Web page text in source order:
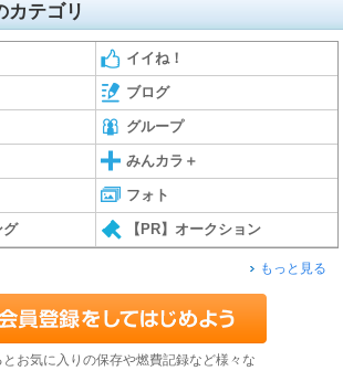
カテゴリ
イイね！
ブログ
グループ
みんカラ＋
フォト
グ 【PR】オークション
もっと見る
とお気に入りの保存や燃費記録など様々な